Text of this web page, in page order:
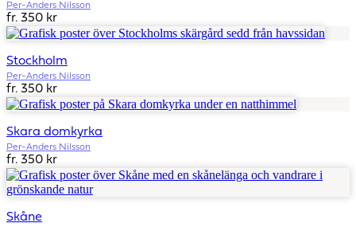
Per-Anders Nilsson
fr. 350 kr
Stockholm
Per-Anders Nilsson
fr. 350 kr
Skara domkyrka
Per-Anders Nilsson
fr. 350 kr
Skåne